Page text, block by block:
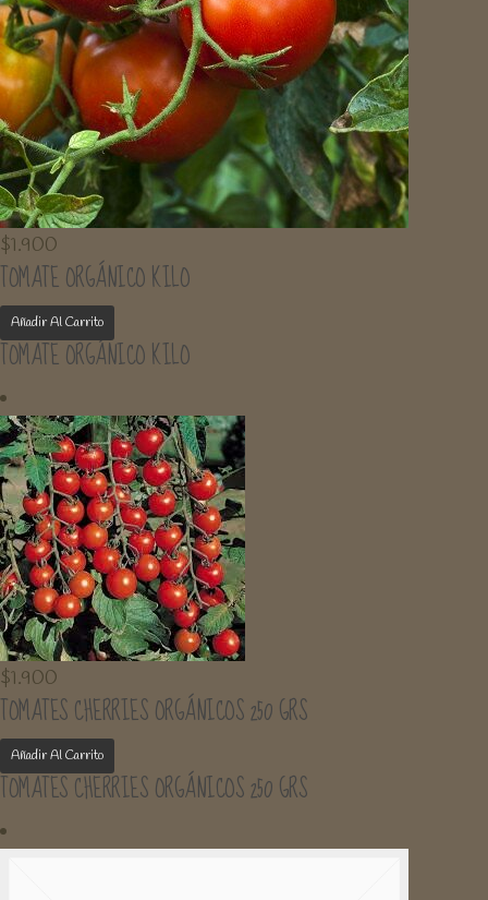
$1.900
TOMATE ORGÁNICO KILO
Añadir Al Carrito
TOMATE ORGÁNICO KILO
$1.900
TOMATES CHERRIES ORGÁNICOS 250 GRS
Añadir Al Carrito
TOMATES CHERRIES ORGÁNICOS 250 GRS